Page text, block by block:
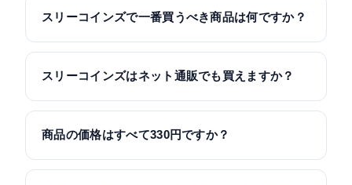
スリーコインズで一番買うべき商品は何ですか？
用途によりますが、自炊する方なら電動フードプロ
セッサーや温野菜メーカー、片付けしたい方ならマ
失敗しにくいですよ。
スリーコインズはネット通販でも買えますか？
はい、公式オンラインストア「PAL CLOSET」で購
入できます。Amazonや楽天にも出品はありますが、
商品の価格はすべて330円ですか？
いいえ。「スリーコインズ」という名前は300円（税